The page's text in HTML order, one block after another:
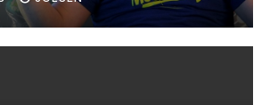
de WB por un
en exclusiva de